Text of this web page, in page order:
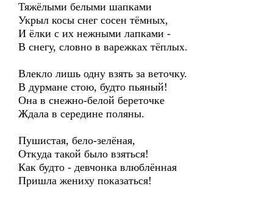
Тяжёлыми белыми шапками
Укрыл косы снег сосен тёмных,
И ёлки с их нежными лапками -
В снегу, словно в варежках тёплых.
Влекло лишь одну взять за веточку.
В дурмане стою, будто пьяный!
Она в снежно-белой береточке
Ждала в середине поляны.
Пушистая, бело-зелёная,
Откуда такой было взяться!
Как будто - девчонка влюблённая
Пришла жениху показаться!